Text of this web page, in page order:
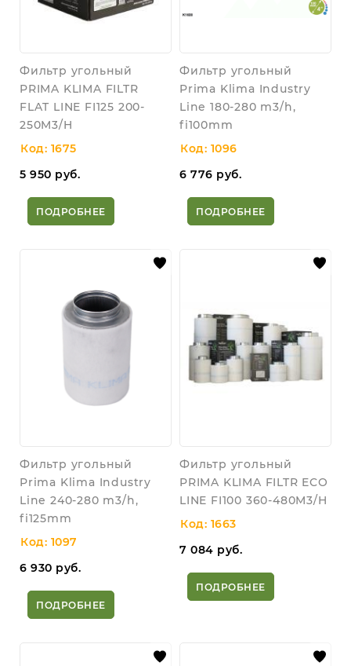
Фильтр угольный
PRIMA KLIMA FILTR
FLAT LINE FI125 200-
250M3/H
Код: 1675
5 950 руб.
ПОДРОБНЕЕ
Фильтр угольный
Prima Klima Industry
Line 180-280 m3/h,
fi100mm
Код: 1096
6 776 руб.
ПОДРОБНЕЕ
Фильтр угольный
Prima Klima Industry
Line 240-280 m3/h,
fi125mm
Код: 1097
6 930 руб.
ПОДРОБНЕЕ
Фильтр угольный
PRIMA KLIMA FILTR ECO
LINE FI100 360-480M3/H
Код: 1663
7 084 руб.
ПОДРОБНЕЕ